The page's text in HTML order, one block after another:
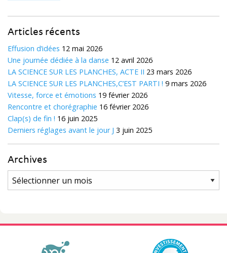
Articles récents
Effusion d’idées 12 mai 2026
Une journée dédiée à la danse 12 avril 2026
LA SCIENCE SUR LES PLANCHES, ACTE II 23 mars 2026
LA SCIENCE SUR LES PLANCHES,C’EST PARTI ! 9 mars 2026
Vitesse, force et émotions 19 février 2026
Rencontre et chorégraphie 16 février 2026
Clap(s) de fin ! 16 juin 2025
Derniers réglages avant le jour J 3 juin 2025
Archives
Archives